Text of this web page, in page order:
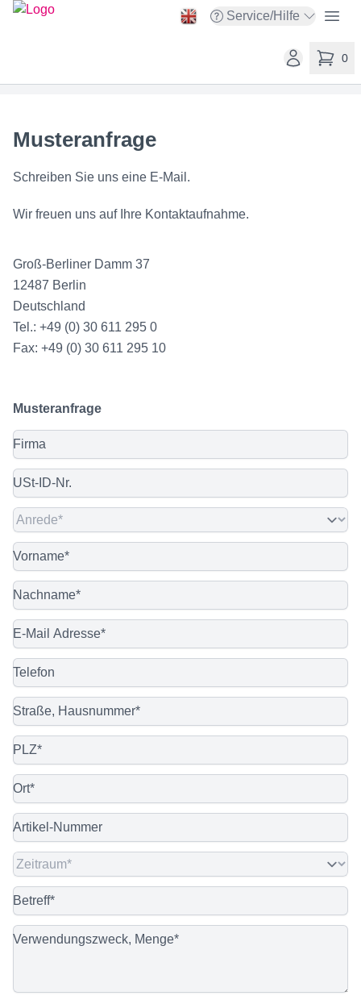
Service/Hilfe
Open service menu
taskit GmbH
Open user0
items in
Musteranfrage
Schreiben Sie uns eine E-Mail.
Wir freuen uns auf Ihre Kontaktaufnahme.
Groß-Berliner Damm 37
12487 Berlin
Deutschland
Tel.: +49 (0) 30 611 295 0
Fax: +49 (0) 30 611 295 10
Musteranfrage
Firma
USt-ID-Nr.
Anrede
Vorname
Nachname
E-Mail Adresse
Telefon
Straße, Hausnummer
PLZ
Ort
Artikel-Nummer
Zeitraum
Betreff
Verwendungszweck, Menge